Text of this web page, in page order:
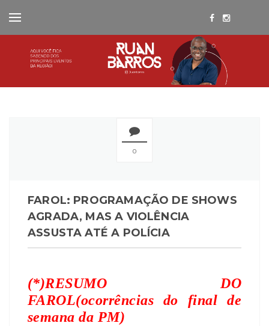
0
FAROL: PROGRAMAÇÃO DE SHOWS
AGRADA, MAS A VIOLÊNCIA
ASSUSTA ATÉ A POLÍCIA
(*)RESUMO DO
FAROL(ocorrências do final de
semana da PM)